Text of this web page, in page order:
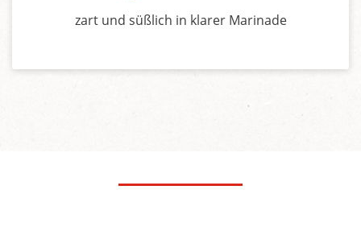
zart und süßlich in klarer Marinade